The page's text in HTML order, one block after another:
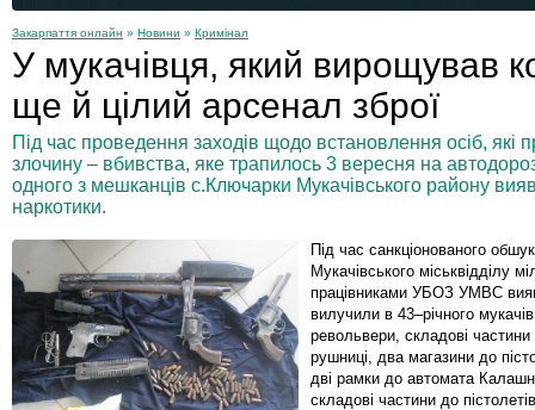
Закарпаття онлайн » Новини » Кримінал
У мукачівця, який вирощував
ще й цілий арсенал зброї
Під час проведення заходів щодо встановлення осіб, які
злочину – вбивства, яке трапилось 3 вересня на
одного з мешканців с.Ключарки Мукачівського району
наркотики.
Під час санкціонованого
Мукачівського міськвідділу
працівниками УБОЗ УМВС
вилучили в 43–річного
револьвери, складові
рушниці, два магазини до
дві рамки до автомата
складові частини до